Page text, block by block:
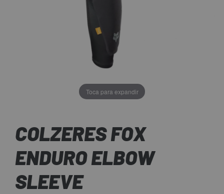
Toca para expandir
COLZERES FOX
ENDURO ELBOW
SLEEVE